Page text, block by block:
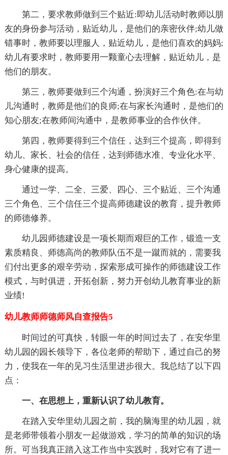
第二，要求教师做到三个贴近:即幼儿活动时教师以朋
友的身份参与活动，贴近幼儿，是他们的亲密伙伴;幼儿做
错事时，教师要以理服人，贴近幼儿，是他们喜欢的妈妈;
幼儿有要求时，教师要用一颗童心去理解，贴近幼儿，是
他们的朋友。
第三，教师要做到三个沟通，扮演好三个角色:在与幼
儿沟通时，教师是他们的良师;在与家长沟通时，是他们的
知心朋友;在教师间沟通中，是教师事业的合作伙伴。
第四，教师要得到三个信任，达到三个提高，即得到
幼儿、家长、社会的信任，达到师德水准、专业化水平、
身心健康的提高。
通过一学、二全、三爱、四心、三个贴近、三个沟通
三个角色、三个信任三个提高师德建设的教育，提升教师
的师德修养。
幼儿园师德建设是一项长期而艰巨的工作，锻造一支
素质精良、师德高尚的教师队伍不是一蹴而就的，需要我
们付出更多的艰辛劳动，探索形成可操作的师德建设工作
模式，与时俱进，开拓创新，努力开创幼儿教育事业的新
业绩!
幼儿教师师德师风自查报告5
时间过的可真快，转眼一年的时间过去了，在安华里
幼儿园的园长领导下，各位老师的帮助下，通过自己的努
力，使我在一年的见习生活里进步很大。我总结了以下四
点：
一、在思想上，重新认识了幼儿教育。
在踏入安华里幼儿园之前，我的脑海里的幼儿园，就
是老师带领着小朋友一起做游戏，学习的简单的知识的场
所。可当我真正踏入这工作当中实践时，我对它有了进一